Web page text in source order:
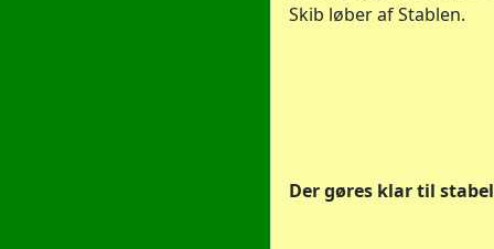
Skib løber af Stablen.
Der gøres klar til